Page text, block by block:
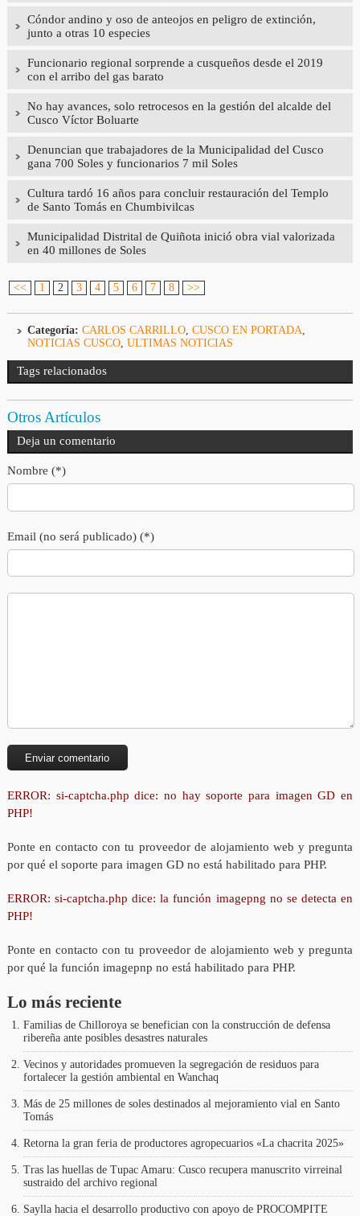
Cóndor andino y oso de anteojos en peligro de extinción,
junto a otras 10 especies
Funcionario regional sorprende a cusqueños desde el 2019
con el arribo del gas barato
No hay avances, solo retrocesos en la gestión del alcalde del
Cusco Víctor Boluarte
Denuncian que trabajadores de la Municipalidad del Cusco
gana 700 Soles y funcionarios 7 mil Soles
Cultura tardó 16 años para concluir restauración del Templo
de Santo Tomás en Chumbivilcas
Municipalidad Distrital de Quiñota inició obra vial valorizada
en 40 millones de Soles
<< 1 2 3 4 5 6 7 8 >>
Categoría: CARLOS CARRILLO, CUSCO EN PORTADA,
NOTICIAS CUSCO, ULTIMAS NOTICIAS
Tags relacionados
Otros Artículos
Deja un comentario
Nombre (*)
Email (no será publicado) (*)
ERROR: si-captcha.php dice: no hay soporte para imagen GD en
PHP!
Ponte en contacto con tu proveedor de alojamiento web y pregunta
por qué el soporte para imagen GD no está habilitado para PHP.
ERROR: si-captcha.php dice: la función imagepng no se detecta en
PHP!
Ponte en contacto con tu proveedor de alojamiento web y pregunta
por qué la función imagepnp no está habilitado para PHP.
Lo más reciente
Familias de Chilloroya se benefician con la construcción de defensa
ribereña ante posibles desastres naturales
Vecinos y autoridades promueven la segregación de residuos para
fortalecer la gestión ambiental en Wanchaq
Más de 25 millones de soles destinados al mejoramiento vial en Santo
Tomás
Retorna la gran feria de productores agropecuarios «La chacrita 2025»
Tras las huellas de Tupac Amaru: Cusco recupera manuscrito virreinal
sustraido del archivo regional
Saylla hacia el desarrollo productivo con apoyo de PROCOMPITE